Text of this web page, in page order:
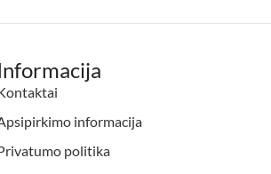
informacija
politika